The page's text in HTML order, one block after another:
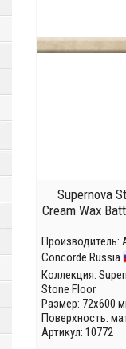
Supernova
Cream Wax
Производитель:
Concorde Russia
Коллекция:
Stone Floor
Размер: 72x600
Поверхность:
Артикул: 10772